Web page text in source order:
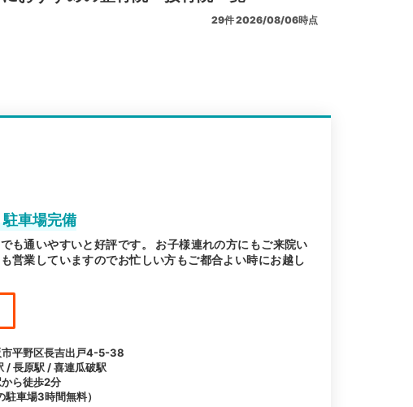
29件2026/08/06時点
車場完備
も通いやすいと好評です。 お子様連れの方にもご来院い
営業していますのでお忙しい方もご都合よい時にお越し
市平野区長吉出戸4-5-38
/ 長原駅 / 喜連瓜破駅
ら徒歩2分
車場3時間無料）